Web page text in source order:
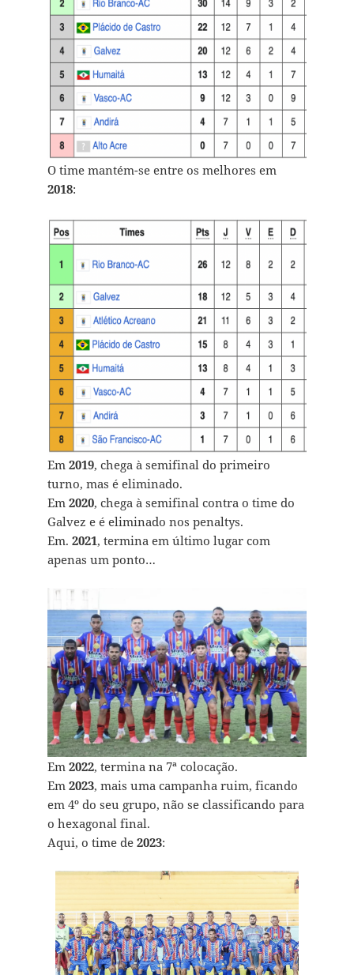
O time mantém-se entre os melhores em
2018:
Em 2019, chega à semifinal do primeiro
turno, mas é eliminado.
Em 2020, chega à semifinal contra o time do
Galvez e é eliminado nos penaltys.
Em. 2021, termina em último lugar com
apenas um ponto…
Em 2022, termina na 7ª colocação.
Em 2023, mais uma campanha ruim, ficando
em 4º do seu grupo, não se classificando para
o hexagonal final.
Aqui, o time de 2023: